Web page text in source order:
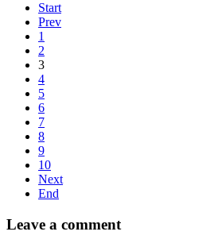
Start
Prev
1
2
3
4
5
6
7
8
9
10
Next
End
Leave a comment